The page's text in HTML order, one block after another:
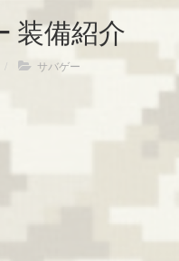
装備紹介
サバゲー